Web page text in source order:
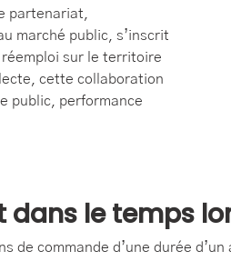
partenariat,
marché public, s’inscrit
sur le territoire
cette collaboration
public, performance
dans le temps
de commande d’une durée